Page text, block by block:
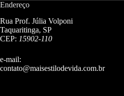
Endereço
Rua Prof. Júlia Volponi
Taquaritinga, SP
CEP: 15902-110
e-mail:
contato@maisestilodevida.com.br